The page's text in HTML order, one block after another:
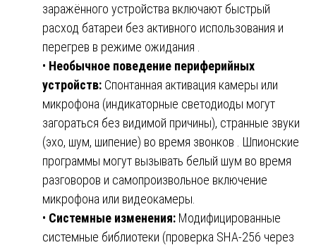
заражённого устройства включают быстрый
расход батареи без активного использования и
перегрев в режиме ожидания .
• Необычное поведение периферийных
устройств: Спонтанная активация камеры или
микрофона (индикаторные светодиоды могут
загораться без видимой причины), странные звуки
(эхо, шум, шипение) во время звонков . Шпионские
программы могут вызывать белый шум во время
разговоров и самопроизвольное включение
микрофона или видеокамеры.
• Системные изменения: Модифицированные
системные библиотеки (проверка SHA-256 через